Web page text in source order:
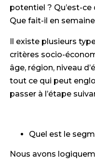
potentiel ? Qu’est-ce
Que fait-il en
Il existe plusieurs
critères socio-
âge, région, niveau
tout ce qui peut
passer à l’étape
Quel est le
Nous avons